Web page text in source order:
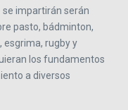
se impartirán serán
pasto, bádminton,
esgrima, rugby y
los fundamentos
a diversos